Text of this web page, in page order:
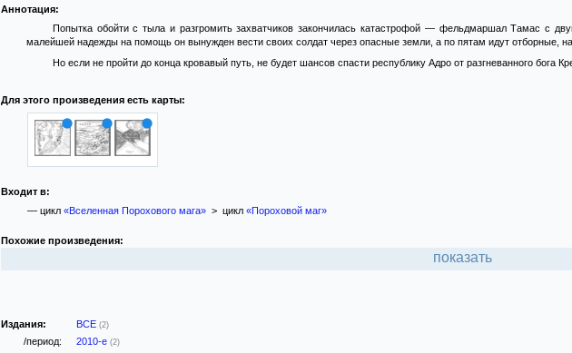
Аннотация:
Попытка обойти с тыла и разгромить захватчиков закончилась катастрофой — фельдмаршал Тамас с
малейшей надежды на помощь он вынужден вести своих солдат через опасные земли, а по пятам идут отборные,
Но если не пройти до конца кровавый путь, не будет шансов спасти республику Адро от разгневанного бога
Для этого произведения есть карты:
Входит в:
— цикл «Вселенная Порохового мага»> цикл «Пороховой маг»
Похожие произведения:
показать
Издания: ВСЕ (2)
/период: 2010-е (2)